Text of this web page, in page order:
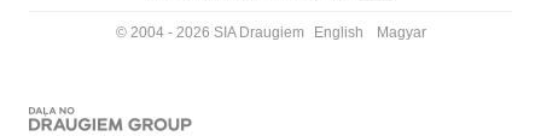
© 2004 - 2026 SIA Draugiem English Magyar